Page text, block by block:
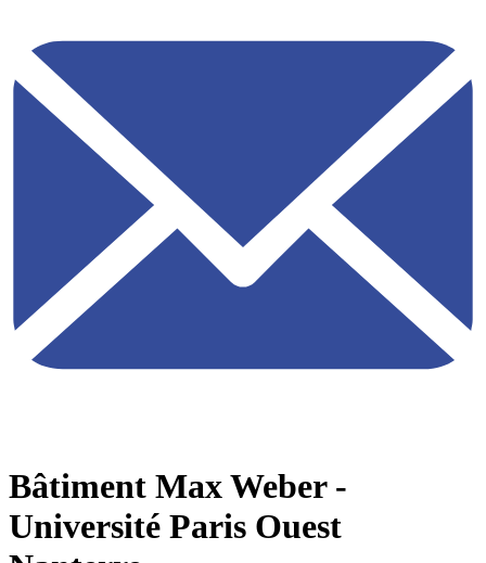
Bâtiment Max Weber -
Université Paris Ouest